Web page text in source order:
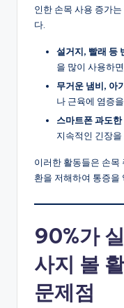
인한 손목 사용 증가
다.
설거지, 빨래 등
을 많이 사용하
무거운 냄비, 아
나 근육에 염증
스마트폰 과도한
지속적인 긴장을
이러한 활동들은 손목
환을 저해하여 통증을
90%가
사지 볼
문제점